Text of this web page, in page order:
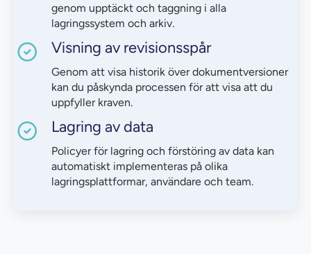
genom upptäckt och taggning i alla
lagringssystem och arkiv.
Visning av revisionsspår
Genom att visa historik över dokumentversioner
kan du påskynda processen för att visa att du
uppfyller kraven.
Lagring av data
Policyer för lagring och förstöring av data kan
automatiskt implementeras på olika
lagringsplattformar, användare och team.